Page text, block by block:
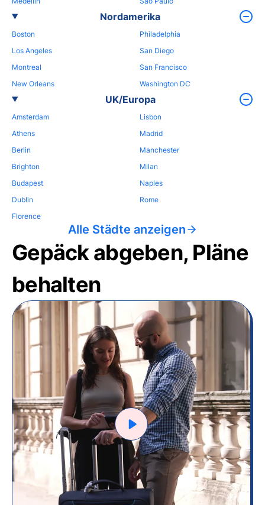
Nordamerika
Boston
Los Angeles
Montreal
New Orleans
Philadelphia
San Diego
San Francisco
Washington DC
UK/Europa
Amsterdam
Athens
Berlin
Brighton
Budapest
Dublin
Florence
Lisbon
Madrid
Manchester
Milan
Naples
Rome
Alle Städte anzeigen
Gepäck abgeben, Pläne
behalten